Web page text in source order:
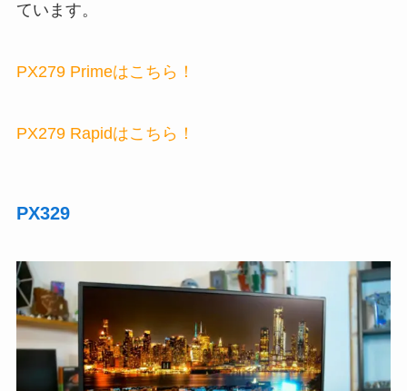
ています。
PX279 Primeはこちら！
PX279 Rapidはこちら！
PX329